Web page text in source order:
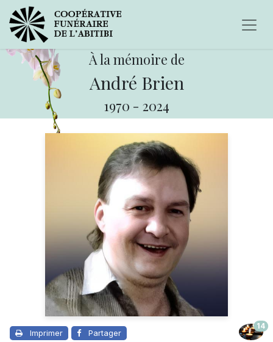
À la mémoire de
André Brien
1970 - 2024
Imprimer Partager
14